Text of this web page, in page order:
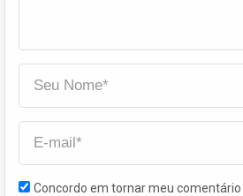
Concordo em tornar meu comentário